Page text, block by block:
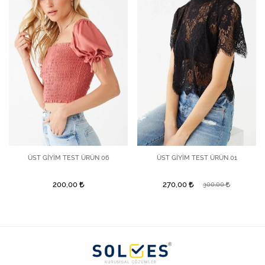
ÜST GİYİM TEST ÜRÜN 06
200,00
ÜST GİYİM TEST ÜRÜN 01
270,00 300,00